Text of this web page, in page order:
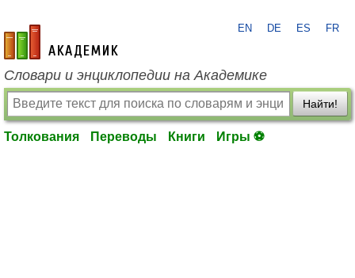
academic.ru
EN DE ES FR
Словари и энциклопедии на Академике
Найти!
Толкования Переводы Книги Игры ⚽